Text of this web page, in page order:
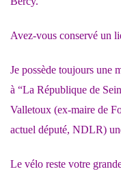
Avez-vous conservé un
Je possède toujours une
à “La République de
Valletoux (ex-maire de
actuel député, NDLR)
Le vélo reste votre